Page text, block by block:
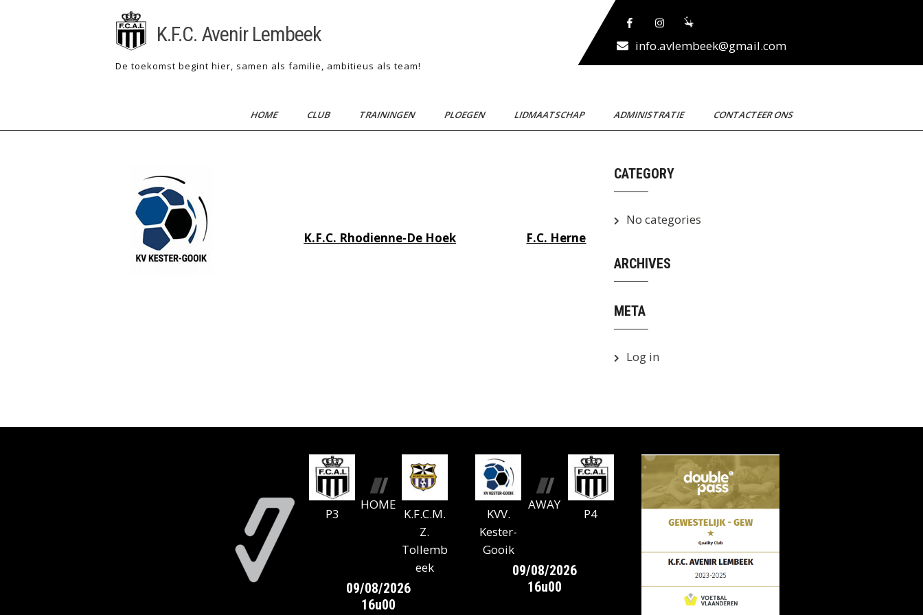
K.F.C. Avenir Lembeek
De toekomst begint hier, samen als familie, ambitieus als team!
info.avlembeek@gmail.com
HOME CLUB TRAININGEN PLOEGEN LIDMAATSCHAP ADMINISTRATIE CONTACTEER ONS
Post
navigation
K.F.C. Rhodienne-De Hoek F.C. Herne
CATEGORY
No categories
ARCHIVES
META
Log in
P3
HOME
K.F.C.M.
Z.
Tollemb
eek
09/08/2026
16u00
KVV.
Kester-
Gooik
AWAY
P4
09/08/2026
16u00